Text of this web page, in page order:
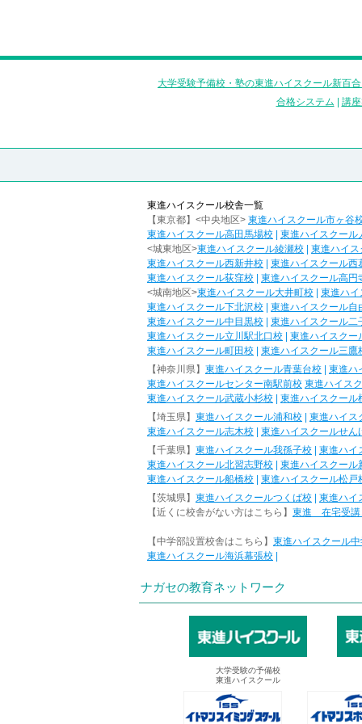
大学受験予備校・塾の東進ハイスクール新百
合格システム
講
東進ハイスクール校舎一覧
【東京都】<中央地区> 東進ハイスクール市ヶ谷
東進ハイスクール高田馬場校
東進ハイスクール
<城東地区>東進ハイスクール綾瀬校
東進ハイ
東進ハイスクール西新井校
東進ハイスクール西
東進ハイスクール荻窪校
東進ハイスクール高円
<城南地区>東進ハイスクール大井町校
東進ハイ
東進ハイスクール下北沢校
東進ハイスクール自
東進ハイスクール中目黒校
東進ハイスクール二
東進ハイスクール立川駅北口校
東進ハイスクー
東進ハイスクール町田校
東進ハイスクール三鷹
【神奈川県】 東進ハイスクール青葉台校
東進ハ
東進ハイスクールセンター南駅前校 東進ハイス
東進ハイスクール武蔵小杉校
東進ハイスクール
【埼玉県】 東進ハイスクール浦和校
東進ハイス
東進ハイスクール志木校
東進ハイスクールせん
【千葉県】 東進ハイスクール我孫子校
東進ハイ
東進ハイスクール北習志野校
東進ハイスクール
東進ハイスクール船橋校
東進ハイスクール松戸
【茨城県】 東進ハイスクールつくば校
東進ハイ
【近くに校舎がない方はこちら】 東進 在宅受講
【中学部設置校舎はこちら】 東進ハイスクール
東進ハイスクール海浜幕張校
ナガセの教育ネットワーク
大学受験の予備校
東進ハイスクール